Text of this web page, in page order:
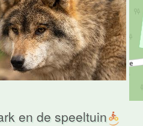
en de speeltuin